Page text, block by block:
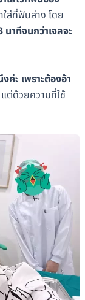
ส่ที่ฟันล่าง โดย
าทีจนกว่าเจลจะ
ะ เพราะต้องอ้า
ต่ด้วยความที่ใช้